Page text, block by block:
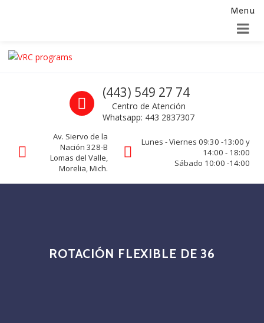
Menu
Skip to navigation
Skip to content
La seguridad de su empresa es nuestro negocio.
Call us
(443) 549 27 74
Centro de Atención
Whatsapp: 443 2837307
Av. Siervo de la
Nación 328-B
Lomas del Valle,
Morelia, Mich.
Lunes - Viernes 09:30 -13:00 y
14:00 - 18:00
Sábado 10:00 -14:00
ROTACIÓN FLEXIBLE DE 36